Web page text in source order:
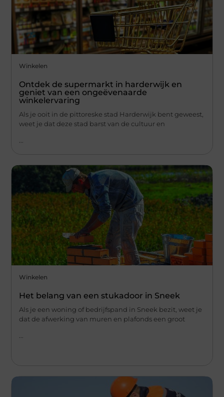
Winkelen
Ontdek de supermarkt in harderwijk en
geniet van een ongeëvenaarde
winkelervaring
Als je ooit in de pittoreske stad Harderwijk bent geweest,
weet je dat deze stad barst van de cultuur en
Winkelen
Het belang van een stukadoor in Sneek
Als je een woning of bedrijfspand in Sneek bezit, weet je
dat de afwerking van muren en plafonds een groot
...